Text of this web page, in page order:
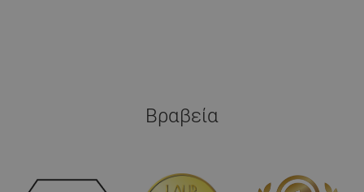
Βραβεία